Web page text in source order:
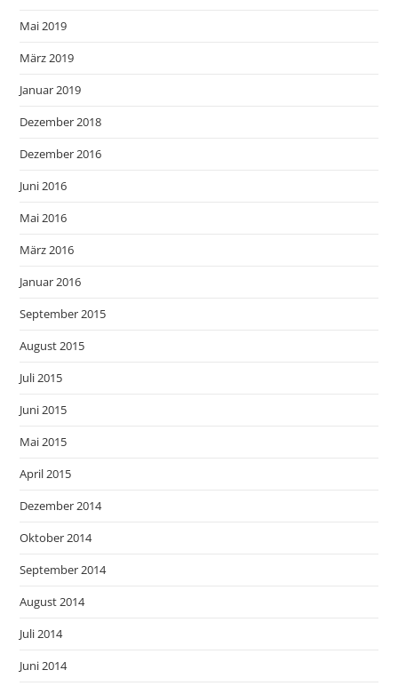
Mai 2019
März 2019
Januar 2019
Dezember 2018
Dezember 2016
Juni 2016
Mai 2016
März 2016
Januar 2016
September 2015
August 2015
Juli 2015
Juni 2015
Mai 2015
April 2015
Dezember 2014
Oktober 2014
September 2014
August 2014
Juli 2014
Juni 2014